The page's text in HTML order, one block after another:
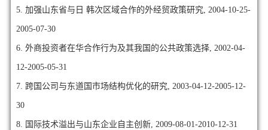
5. 加强山东省与日 韩次区域合作的外经贸政策研究, 2004-10-25-
2005-07-30
6. 外商投资者在华合作行为及其我国的公共政策选择, 2002-04-
12-2005-05-31
7. 跨国公司与东道国市场结构优化的研究, 2003-04-12-2005-12-
30
8. 国际技术溢出与山东企业自主创新, 2009-08-01-2010-12-31